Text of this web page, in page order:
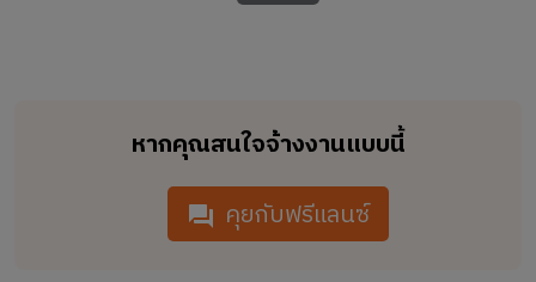
หากคุณสนใจจ้างงานแบบนี้
คุยกับฟรีแลนซ์